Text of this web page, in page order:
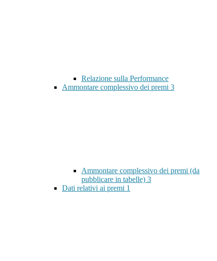
Relazione sulla Performance
Ammontare complessivo dei premi 3
Ammontare complessivo dei premi (da
pubblicare in tabelle) 3
Dati relativi ai premi 1